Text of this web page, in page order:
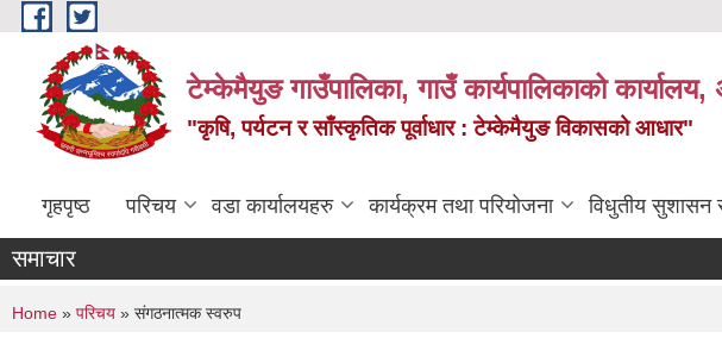
Skip to main content
टेम्केमैयुङ गाउँपालिका, गाउँ कार्यपालिकाको
"कृषि, पर्यटन र साँस्कृतिक पूर्वाधार : टेम्केमैयुङ विकासको आधार"
गृहपृष्ठ परिचय वडा कार्यालयहरु कार्यक्रम तथा परियोजना विधुतीय सुशासन
समाचार
You are here
Home » परिचय » संगठनात्मक स्वरुप